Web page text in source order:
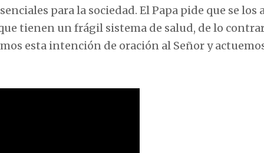
para la sociedad. El Papa pide que se los
tienen un frágil sistema de salud, de lo
esta intención de oración al Señor y